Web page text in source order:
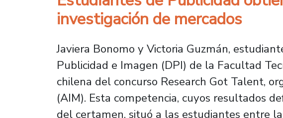
investigación de mercados
Javiera Bonomo y Victoria Guzmán,
Publicidad e Imagen (DPI) de la Facultad
chilena del concurso Research Got Talent,
(AIM). Esta competencia, cuyos resultados
del certamen, situó a las estudiantes entre